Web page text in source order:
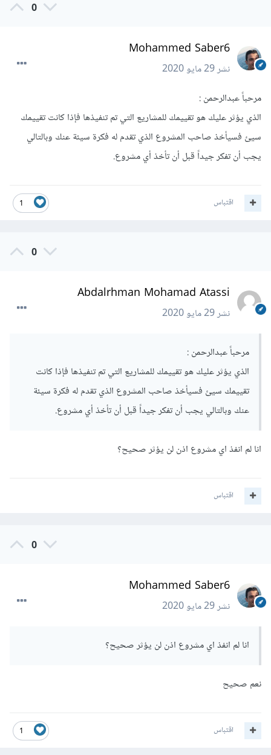
0
Mohammed Saber6
نشر29 مايو 2020
مرحباً عبدالرحمن :
الذي يؤثر عليك هو تقييمك للمشاريع التي تم تنفيذها فإذا كانت تقييمك
سيئ فسيأخذ صاحب المشروع الذي تقدم له فكرة سيئة عنك وبالتالي
يجب أن تفكر جيداً قبل أن تأخذ أي مشروع.
1 اقتباس
0
Abdalrhman Mohamad Atassi
نشر29 مايو 2020
مرحباً عبدالرحمن :
الذي يؤثر عليك هو تقييمك للمشاريع التي تم تنفيذها فإذا كانت
تقييمك سيئ فسيأخذ صاحب المشروع الذي تقدم له فكرة سيئة
عنك وبالتالي يجب أن تفكر جيداً قبل أن تأخذ أي مشروع.
انا لم انفذ اي مشروع اذن لن يؤثر صحيح؟
اقتباس
0
Mohammed Saber6
نشر29 مايو 2020
انا لم انفذ اي مشروع اذن لن يؤثر صحيح؟
نعم صحيح
1 اقتباس